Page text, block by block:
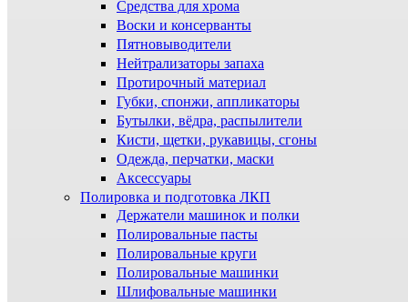
Средства для хрома
Воски и консерванты
Пятновыводители
Нейтрализаторы запаха
Протирочный материал
Губки, спонжи, аппликаторы
Бутылки, вёдра, распылители
Кисти, щетки, рукавицы, сгоны
Одежда, перчатки, маски
Аксессуары
Полировка и подготовка ЛКП
Держатели машинок и полки
Полировальные пасты
Полировальные круги
Полировальные машинки
Шлифовальные машинки